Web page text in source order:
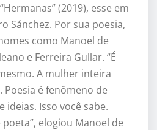
”(2019), esse em
Sánchez. Por sua poesia,
como Manoel de
e Ferreira Gullar. “É
A mulher inteira
é fenômeno de
ideias. Isso você sabe.
poeta”, elogiou Manoel de